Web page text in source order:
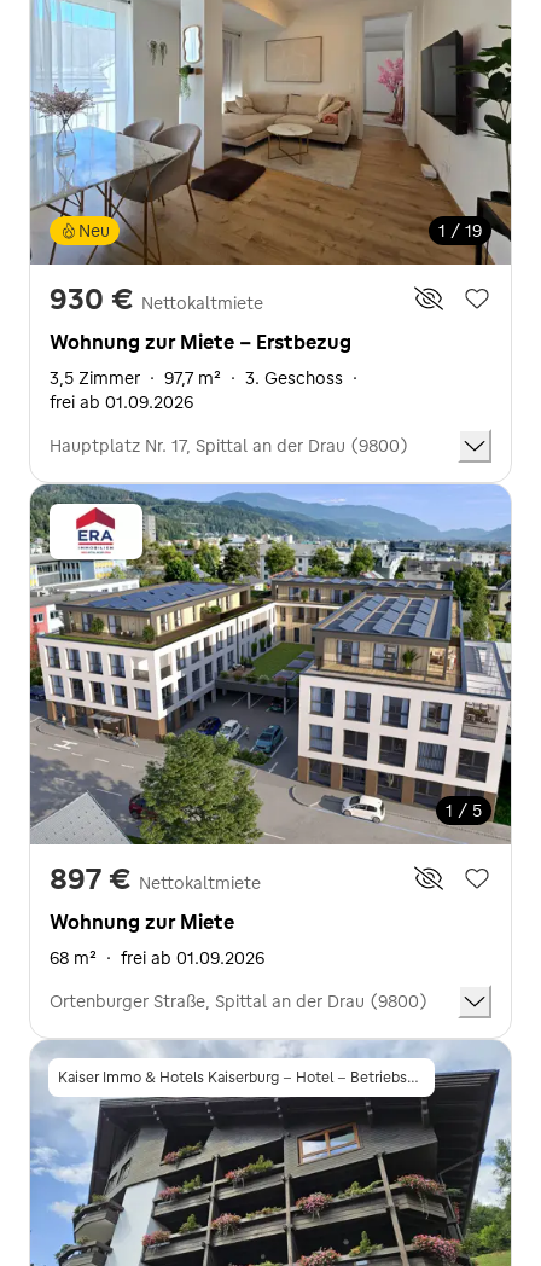
1 / 19
Neu
930 € Nettokaltmiete
Wohnung zur Miete - Erstbezug
3,5 Zimmer · 97,7 m² · 3. Geschoss ·
frei ab 01.09.2026
Hauptplatz Nr. 17, Spittal an der Drau (9800)
1 / 5
897 € Nettokaltmiete
Wohnung zur Miete
68 m² · frei ab 01.09.2026
Ortenburger Straße, Spittal an der Drau (9800)
Kaiser Immo & Hotels Kaiserburg - Hotel - Betriebsgesellschaft m.b.H.